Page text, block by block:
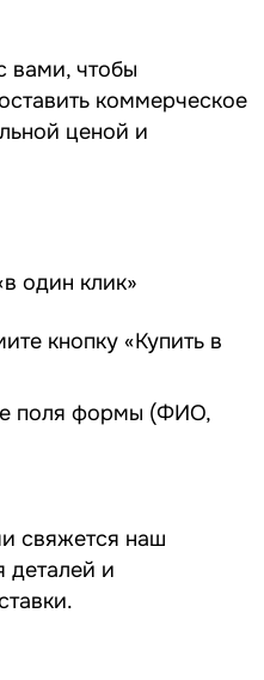
вами, чтобы
коммерческое
ценой и
один клик»
кнопку «Купить в
поля формы (ФИО,
свяжется наш
деталей и